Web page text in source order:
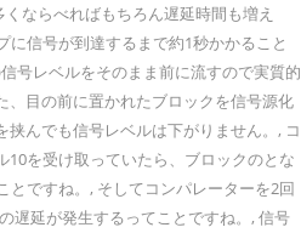
ならべればもちろん遅延時間も増え
信号が到達するまで約1秒かかること
号レベルをそのまま前に流すので実質的
、目の前に置かれたブロックを信号源化
んでも信号レベルは下がりません。, コ
10を受け取っていたら、ブロックのとな
とですね。, そしてコンパレーターを2回
遅延が発生するってことですね。, 信号